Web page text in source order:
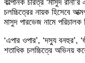
কাল্পনিক চরিত্র ‘মাসুদ
চলচ্চিত্রের নায়ক হিসেবে
মাসুদ পারভেজ নামে
‘এপার ওপার’, ‘দস্যু
শতাধিক চলচ্চিত্রে অভিনয়